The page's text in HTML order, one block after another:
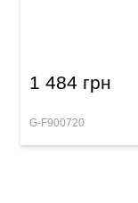
1 484 грн
G-F900720